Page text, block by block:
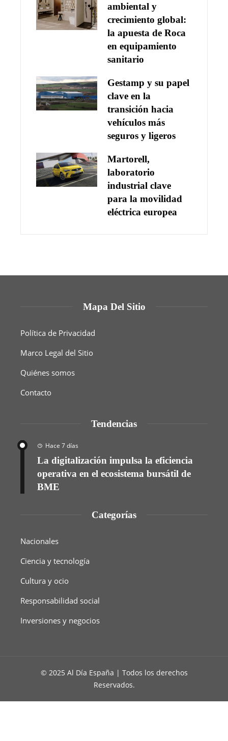
ambiental y
crecimiento global:
la apuesta de Roca
en equipamiento
sanitario
Gestamp y su papel
clave en la
transición hacia
vehículos más
seguros y ligeros
Martorell,
laboratorio
industrial clave
para la movilidad
eléctrica europea
Mapa Del Sitio
Política de Privacidad
Marco Legal del Sitio
Quiénes somos
Contacto
Tendencias
Hace 7 días
La digitalización impulsa la eficiencia
operativa en el ecosistema bursátil de
BME
Categorías
Nacionales
Ciencia y tecnología
Cultura y ocio
Responsabilidad social
Inversiones y negocios
© 2025 Al Día España | Todos los derechos
Reservados.